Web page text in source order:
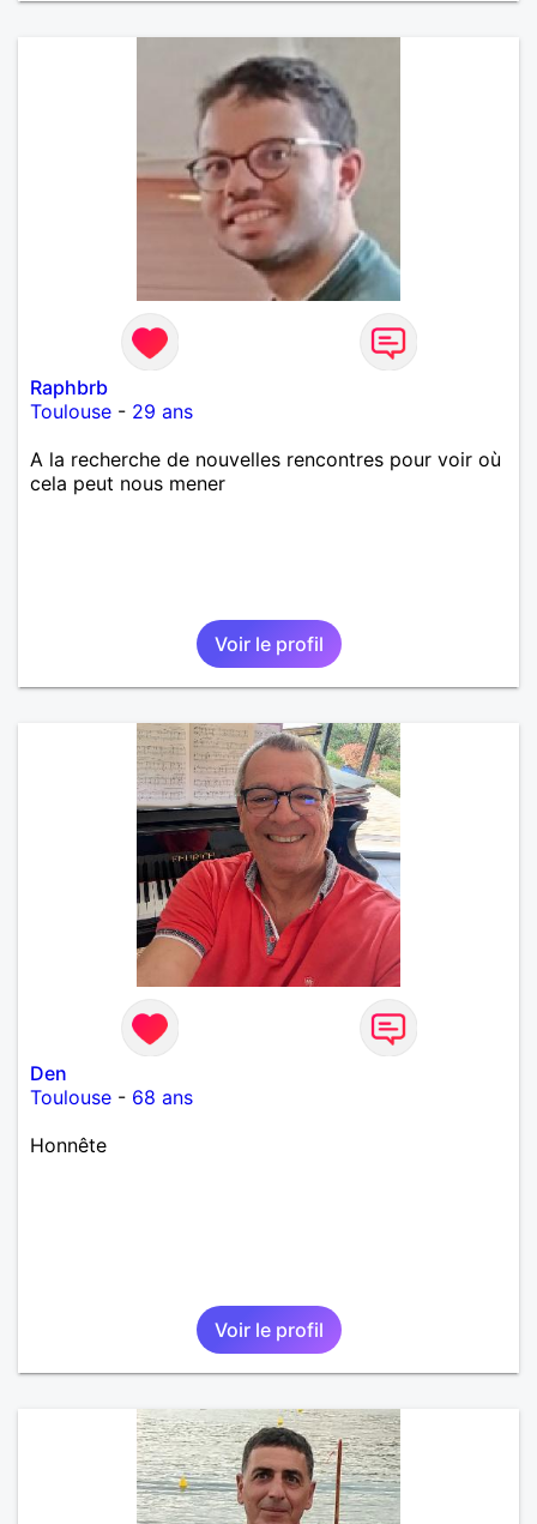
Raphbrb
Toulouse - 29 ans
A la recherche de nouvelles rencontres pour voir où
cela peut nous mener
Voir le profil
Den
Toulouse - 68 ans
Honnête
Voir le profil